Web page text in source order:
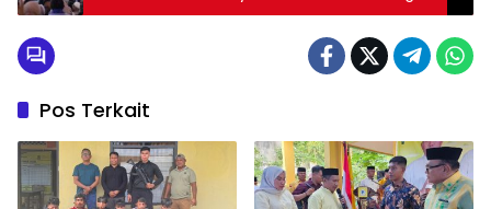
Destinasi Wisata Dunia
Pos Terkait